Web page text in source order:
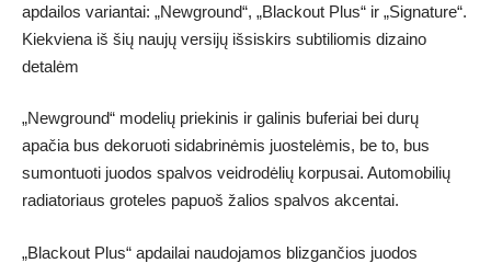
apdailos variantai: „Newground“, „Blackout Plus“ ir „Signature“.
Kiekviena iš šių naujų versijų išsiskirs subtiliomis dizaino
detalėm
„Newground“ modelių priekinis ir galinis buferiai bei durų
apačia bus dekoruoti sidabrinėmis juostelėmis, be to, bus
sumontuoti juodos spalvos veidrodėlių korpusai. Automobilių
radiatoriaus groteles papuoš žalios spalvos akcentai.
„Blackout Plus“ apdailai naudojamos blizgančios juodos